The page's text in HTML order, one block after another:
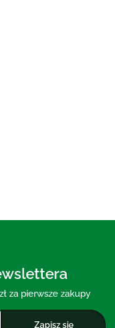
za pierwsze zakupy